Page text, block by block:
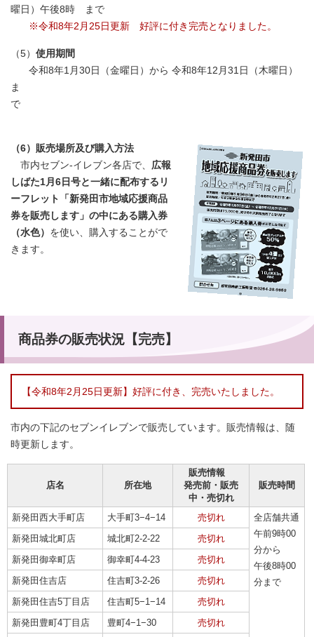
曜日）午後8時 まで
※令和8年2月25日更新 好評に付き完売となりました。
（5） 使用期間
令和8年1月30日（金曜日）から 令和8年12月31日（木曜日）
ま
で
（6）販売場所及び購入方法
市内セブン-イレブン各店で、 広報
しばた1月6日号と一緒に配布するリ
ーフレット「新発田市地域応援商品
券を販売します」の中にある購入券
（水色） を使い、購入することがで
きます。
商品券の販売状況【完売】
【令和8年2月25日更新】好評に付き、完売いたしました。
市内の下記のセブンイレブンで販売しています。販売情報は、随
時更新します。
店名 所在地
販売情報
発売前・販売
中・売切れ
販売時間
新発田西大手町店 大手町3−4−14 売切れ
全店舗共通
午前9時00
分から
午後8時00
分まで
新発田城北町店 城北町2-2-22
売切れ
新発田御幸町店
御幸町4-4-23
売切れ
新発田住吉店
住吉町3-2-26
売切れ
新発田住吉5丁目店
住吉町5−1−14
売切れ
新発田豊町4丁目店
豊町4−1−30
売切れ